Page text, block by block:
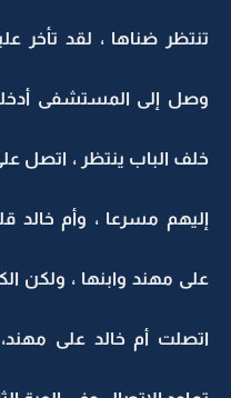
تنتظر ضناها ، لقد تأخر
وصل إلى المستشفى
خلف الباب ينتظر ، اتصل
إليهم مسرعا ، وأم خالد
على مهند وابنها ، ولكن
اتصلت أم خالد على